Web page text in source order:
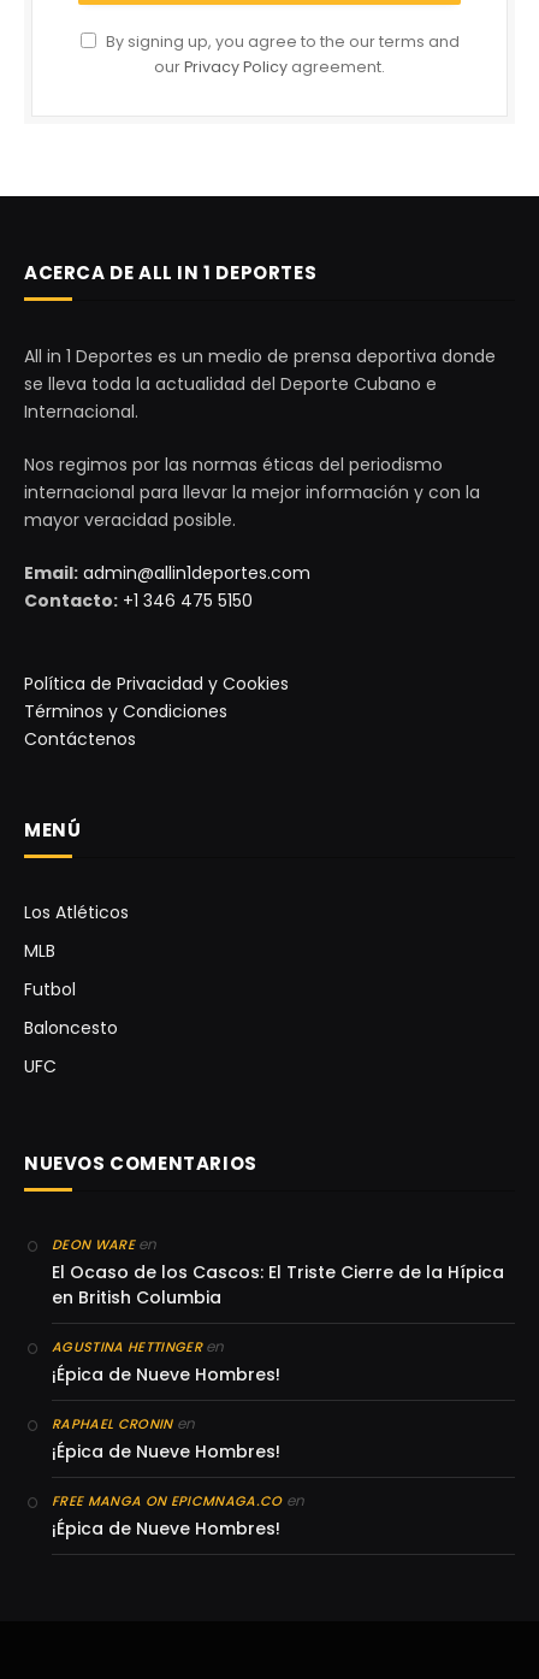
By signing up, you agree to the our terms and
ourPrivacy Policy agreement.
ACERCA DE ALL IN 1 DEPORTES
All in 1 Deportes es un medio de prensa deportiva donde
se lleva toda la actualidad del Deporte Cubano e
Internacional.
Nos regimos por las normas éticas del periodismo
internacional para llevar la mejor información y con la
mayor veracidad posible.
Email: admin@allin1deportes.com
Contacto: +1 346 475 5150
Política de Privacidad y Cookies
Términos y Condiciones
Contáctenos
MENÚ
Los Atléticos
MLB
Futbol
Baloncesto
UFC
NUEVOS COMENTARIOS
DEON WAREen
El Ocaso de los Cascos: El Triste Cierre de la Hípica
en British Columbia
AGUSTINA HETTINGERen
¡Épica de Nueve Hombres!
RAPHAEL CRONINen
¡Épica de Nueve Hombres!
FREE MANGA ON EPICMNAGA.COen
¡Épica de Nueve Hombres!